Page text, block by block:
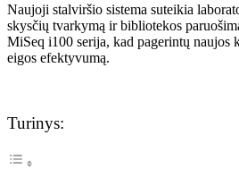
Naujoji stalviršio sistema suteikia
skysčių tvarkymą ir bibliotekos
MiSeq i100 serija, kad pagerintų naujos
eigos efektyvumą.
Turinys: